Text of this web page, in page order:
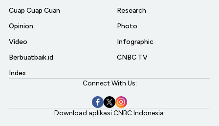
Cuap Cuap Cuan
Opinion
Video
Berbuatbaik.id
Index
Research
Photo
Infographic
CNBC TV
Connect With Us:
Download aplikasi CNBC Indonesia: